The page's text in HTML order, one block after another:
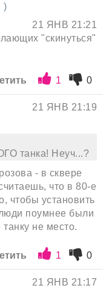
)
21 ЯНВ 21:21
"скинуться"
1 0
21 ЯНВ 21:19
танка! Неуч...?
- в сквере
что в 80-е
чтобы установить
поумнее были
не место.
1 0
21 ЯНВ 21:17